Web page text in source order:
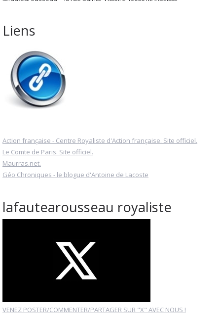
Liens
Action française - Centre Royaliste d'Action française. Site officiel.
Le Comte de Paris. Site officiel.
Maurras.net.
Géo Chroniques - le blogue d'Antoine de Lacoste
lafautearousseau royaliste
VENEZ POSTER/COMMENTER/PARTAGER SUR "X" AVEC NOUS !